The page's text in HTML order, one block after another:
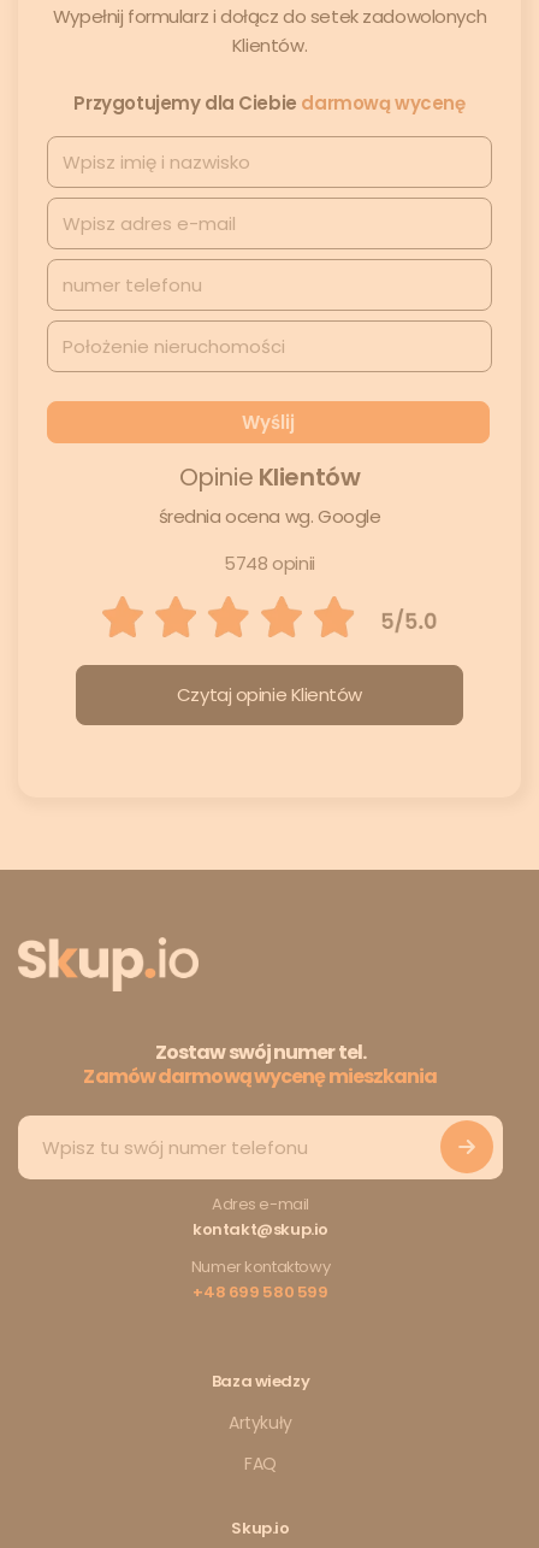
Wypełnij formularz i dołącz do setek zadowolonych
Klientów.
Przygotujemy dla Ciebie darmową wycenę
Opinie Klientów
średnia ocena wg. Google
5748 opinii
Czytaj opinie Klientów
Zostaw swój numer tel.
Zamów darmową wycenę mieszkania
Adres e-mail
kontakt@skup.io
Numer kontaktowy
+48 699 580 599
Baza wiedzy
Artykuły
FAQ
Skup.io